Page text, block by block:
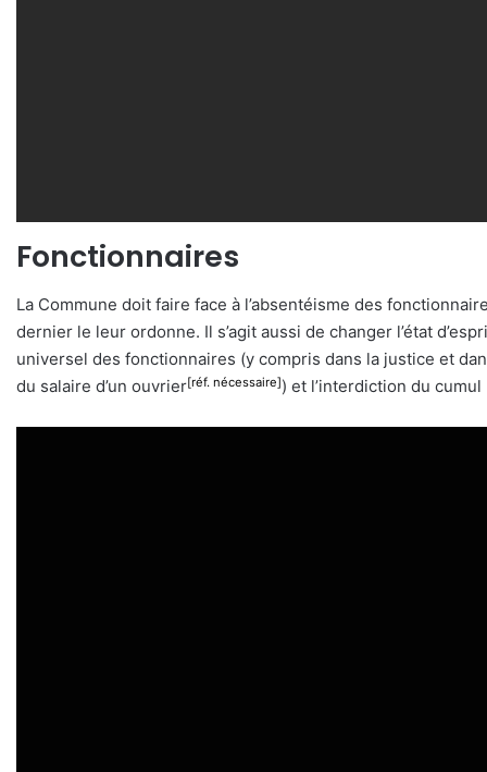
Fonctionnaires
La Commune doit faire face à l’absentéisme des
dernier le leur ordonne. Il s’agit aussi de changer l’état
universel des fonctionnaires (y compris dans la justice et
du salaire d’un ouvrier[réf. nécessaire]) et l’interdiction du